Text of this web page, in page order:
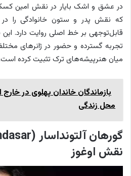
در عشق و اشک بایار در نقش امین
که نقش پدر و ستون خانوادگی را در
قابل‌توجهی بر خط اصلی روایت دارد.
تجربه گسترده و حضور در ژانرهای
میان هنرپیشه‌های ترک تثبیت کرده
بازماندگان خاندان پهلوی در
محل زندگی
نقش اوغوز